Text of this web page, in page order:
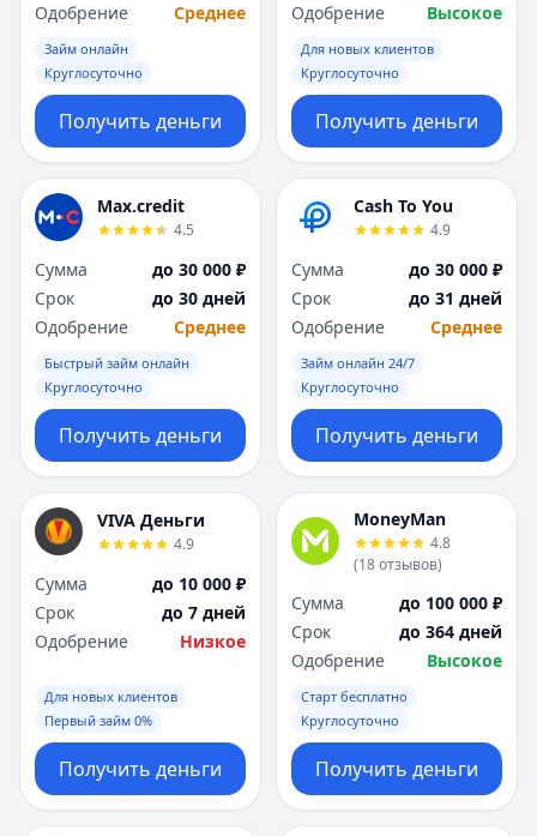
Одобрение
Среднее
Займ онлайн
Круглосуточно
Получить деньги
Одобрение
Высокое
Для новых клиентов
Круглосуточно
Получить деньги
Max.credit
4.5
Сумма
до 30 000 ₽
Срок
до 30 дней
Одобрение
Среднее
Быстрый займ онлайн
Круглосуточно
Получить деньги
Cash To You
4.9
Сумма
до 30 000 ₽
Срок
до 31 дней
Одобрение
Среднее
Займ онлайн 24/7
Круглосуточно
Получить деньги
VIVA Деньги
4.9
Сумма
до 10 000 ₽
Срок
до 7 дней
Одобрение
Низкое
Для новых клиентов
Первый займ 0%
Получить деньги
MoneyMan
4.8
(18отзывов)
Сумма
до 100 000 ₽
Срок
до 364 дней
Одобрение
Высокое
Старт бесплатно
Круглосуточно
Получить деньги